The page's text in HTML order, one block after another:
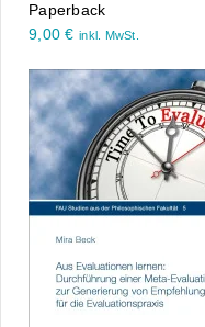
Paperback
9,00€ inkl. MwSt.